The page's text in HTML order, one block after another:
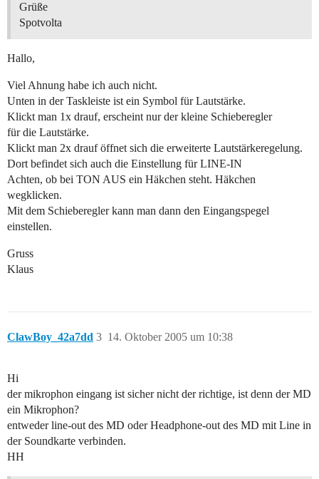
Grüße
Spotvolta
Hallo,
Viel Ahnung habe ich auch nicht.
Unten in der Taskleiste ist ein Symbol für Lautstärke.
Klickt man 1x drauf, erscheint nur der kleine Schieberegler
für die Lautstärke.
Klickt man 2x drauf öffnet sich die erweiterte Lautstärkeregelung.
Dort befindet sich auch die Einstellung für LINE-IN
Achten, ob bei TON AUS ein Häkchen steht. Häkchen
wegklicken.
Mit dem Schieberegler kann man dann den Eingangspegel
einstellen.
Gruss
Klaus
ClawBoy_42a7dd 14. Oktober 2005 um 10:38
3
Hi
der mikrophon eingang ist sicher nicht der richtige, ist denn der MD
ein Mikrophon?
entweder line-out des MD oder Headphone-out des MD mit Line in
der Soundkarte verbinden.
HH